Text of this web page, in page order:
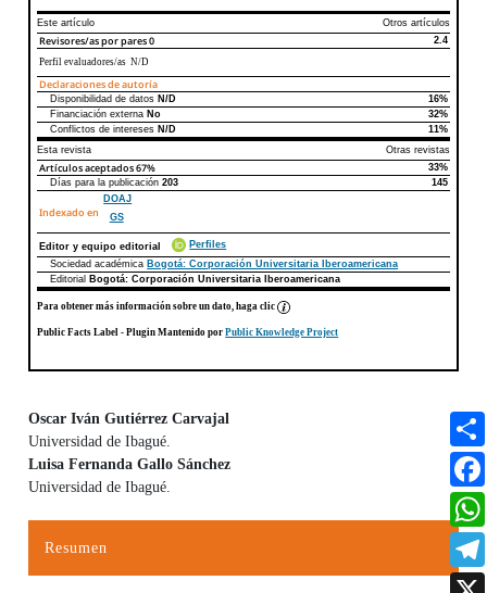
Este artículo Otros artículos
Revisores/as por pares0
2.4
Perfil evaluadores/as N/D
Declaraciones de autoría
Declaraciones de autoríaEste artículo
Disponibilidad de datos N/D
16%
Financiación externa No
32%
Conflictos de intereses N/D
11%
Esta revista
Otras revistas
Artículos aceptados67%
33%
Días para la publicación203 145
Indexado en
DOAJ
GS
Editor y equipo editorial
Perfiles
Sociedad académica Bogotá: Corporación Universitaria Iberoamericana
Editorial
Bogotá: Corporación Universitaria Iberoamericana
Para obtener más información sobre un dato, haga clic
Public Facts Label - Plugin Mantenido porPublic Knowledge Project
Contenido principal del artículo
Oscar Iván Gutiérrez Carvajal
Universidad de Ibagué.
Luisa Fernanda Gallo Sánchez
Universidad de Ibagué.
Resumen